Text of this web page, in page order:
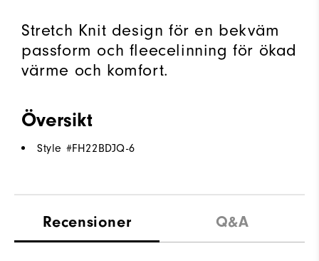
Stretch Knit design för en bekväm
passform och fleecelinning för ökad
värme och komfort.
Översikt
Style #FH22BDJQ-6
Recensioner Q&A